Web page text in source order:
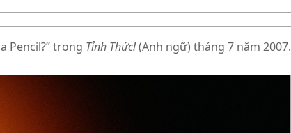
Pencil?” trong Tỉnh Thức!(Anh ngữ) tháng 7 năm 2007.